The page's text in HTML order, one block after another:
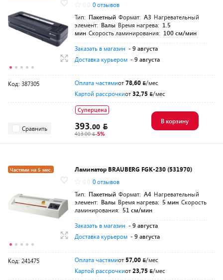
0 отзывов
Тип: Пакетный Формат: A3 Нагревательный
элемент: Валы Время нагрева: 1.5
мин Скорость ламинирования: 100 см/мин
Заказать в магазин - 9 августа
Доставка курьером - 9 августа
Код: 387305 Оплата частямиот78,60
/мес
Картой рассрочкиот32,75 /мес
Сравнить
Суперцена
393.00
413.00 -5%
В корзину
Частями на 5 мес.
Ламинатор BRAUBERG FGK-230 (531970)
0 отзывов
Тип: Пакетный Формат: A4 Нагревательный
элемент: Валы Время нагрева: 5 мин Скорость
ламинирования: 51 см/мин
Заказать в магазин - 9 августа
Доставка курьером - 9 августа
Код: 241475 Оплата частямиот 57,00
/мес
Картой рассрочкиот23,75 /мес